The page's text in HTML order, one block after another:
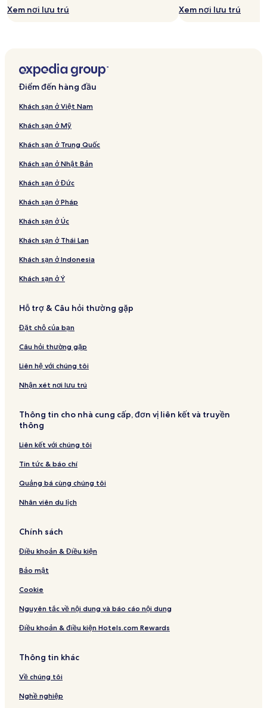
Xem nơi lưu trú
Xem nơi lưu trú
Điểm đến hàng đầu
Khách sạn ở Việt Nam
Khách sạn ở Mỹ
Khách sạn ở Trung Quốc
Khách sạn ở Nhật Bản
Khách sạn ở Đức
Khách sạn ở Pháp
Khách sạn ở Úc
Khách sạn ở Thái Lan
Khách sạn ở Indonesia
Khách sạn ở Ý
Hỗ trợ & Câu hỏi thường gặp
Đặt chỗ của bạn
Câu hỏi thường gặp
Liên hệ với chúng tôi
Nhận xét nơi lưu trú
Thông tin cho nhà cung cấp, đơn vị liên kết và truyền
thông
Liên kết với chúng tôi
Tin tức & báo chí
Quảng bá cùng chúng tôi
Nhân viên du lịch
Chính sách
Điều khoản & Điều kiện
Bảo mật
Cookie
Nguyên tắc về nội dung và báo cáo nội dung
Điều khoản & điều kiện Hotels.com Rewards
Thông tin khác
Về chúng tôi
Nghề nghiệp